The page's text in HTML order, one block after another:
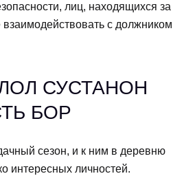
лиц, находящихся за
с должником
СУСТАНОН
БОР
сезон, и к ним в деревню
интересных личностей.